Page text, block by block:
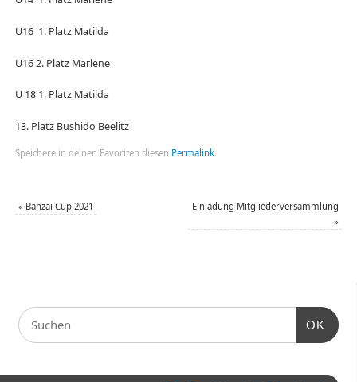
U16 1. Platz Matilda
U16 2. Platz Marlene
U 18 1. Platz Matilda
13. Platz Bushido Beelitz
Speichere in deinen Favoriten diesen Permalink.
« Banzai Cup 2021
Einladung Mitgliederversammlung
»
OK